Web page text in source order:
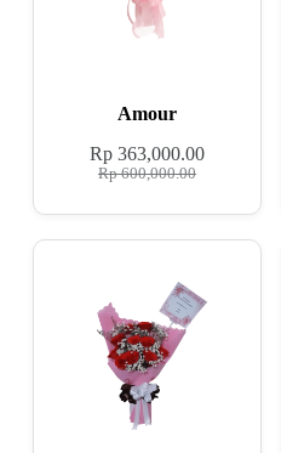
Amour
Rp600,000.00
Rp363,000.00